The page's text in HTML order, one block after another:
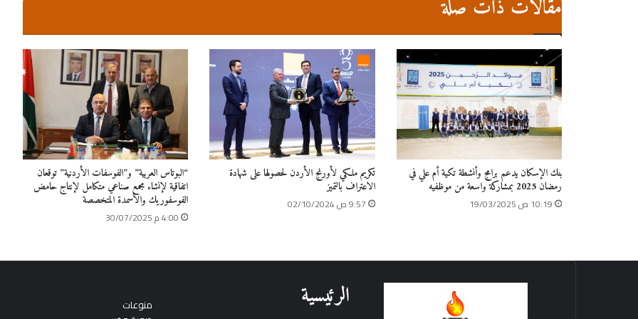
مقالات ذات صلة
بنك الإسكان يدعم برامج وأنشطة تكية أم علي في
رمضان 2025 بمشاركة واسعة من موظفيه
10:19 ص 19/03/2025
تكريم ملكي لأورنج الأردن لحصولها على شهادة
الاعتراف بالتميز
9:57 ص 02/10/2024
“البوتاس العربية” و”الفوسفات الأردنية” توقعان
اتفاقية لإنشاء مجمع صناعي متكامل لإنتاج حامض
الفوسفوريك والأسمدة المتخصصة
4:00 م 30/07/2025
الرئيسية
منوعات